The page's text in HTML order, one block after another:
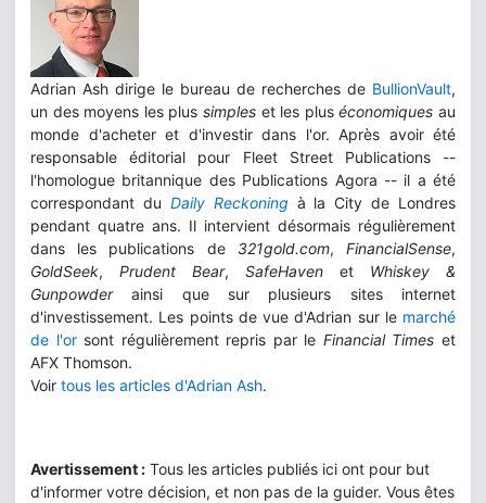
Adrian Ash dirige le bureau de recherches de BullionVault,
un des moyens les plus simples et les pluséconomiquesau
monde d'acheter et d'investir dans l'or. Après avoir été
responsable éditorial pour Fleet Street Publications --
l'homologue britannique des Publications Agora -- il a été
correspondant du Daily Reckoning à la City de Londres
pendant quatre ans. Il intervient désormais régulièrement
dans les publications de 321gold.com,FinancialSense,
GoldSeek, Prudent Bear, SafeHaven et Whiskey &
Gunpowderainsi que sur plusieurs sites internet
d'investissement. Les points de vue d'Adrian sur le marché
de l'orsont régulièrement repris par le Financial Times et
AFX Thomson.
Voir tous les articles d'Adrian Ash.
Avertissement : Tous les articles publiés ici ont pour but
d'informer votre décision, et non pas de la guider. Vous êtes